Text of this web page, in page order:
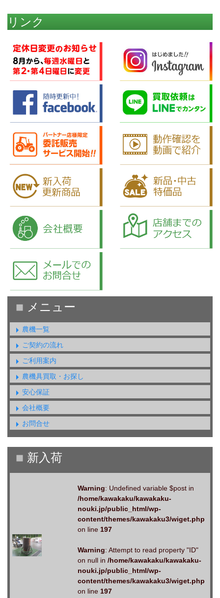
リンク
農機一覧
ご契約の流れ
ご利用案内
農機具買取・お探し
安心保証
会社概要
お問合せ
Warning: Undefined variable $post in
/home/kawakaku/kawakaku-
nouki.jp/public_html/wp-
content/themes/kawakaku3/wiget.php
on line 197
Warning: Attempt to read property "ID"
on null in /home/kawakaku/kawakaku-
nouki.jp/public_html/wp-
content/themes/kawakaku3/wiget.php
on line 197